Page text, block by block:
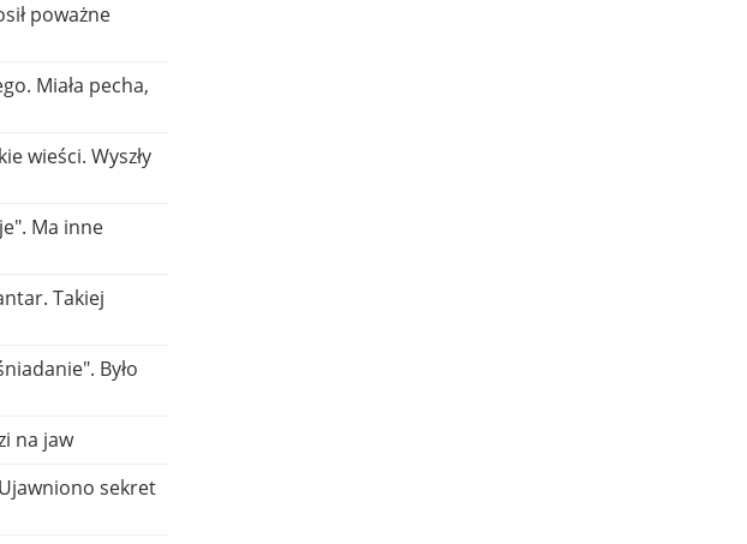
poważne
Miała pecha,
wieści. Wyszły
Ma inne
Takiej
Było
na jaw
sekret